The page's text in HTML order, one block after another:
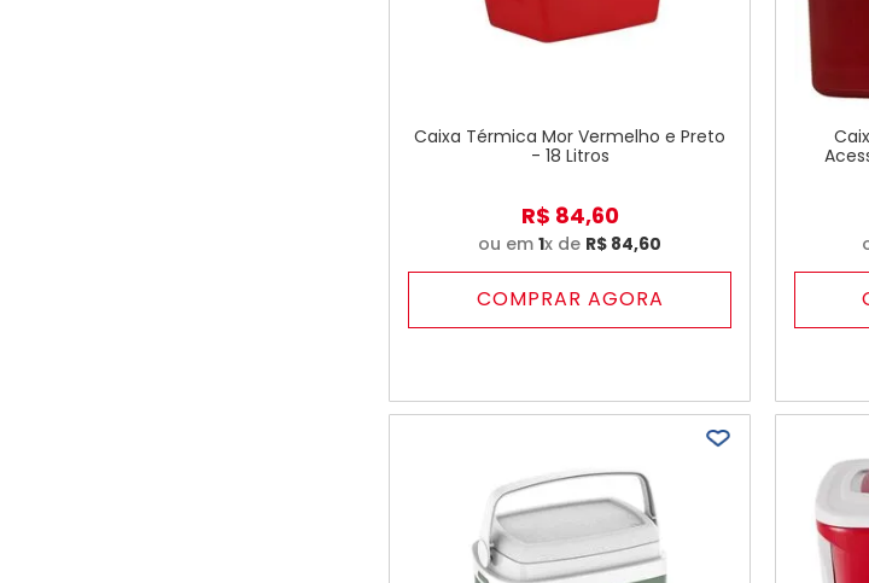
Caixa Térmica Mor Vermelho e Preto
- 18 Litros
R$ 84,60
ou em1x de R$ 84,60
COMPRAR AGORA